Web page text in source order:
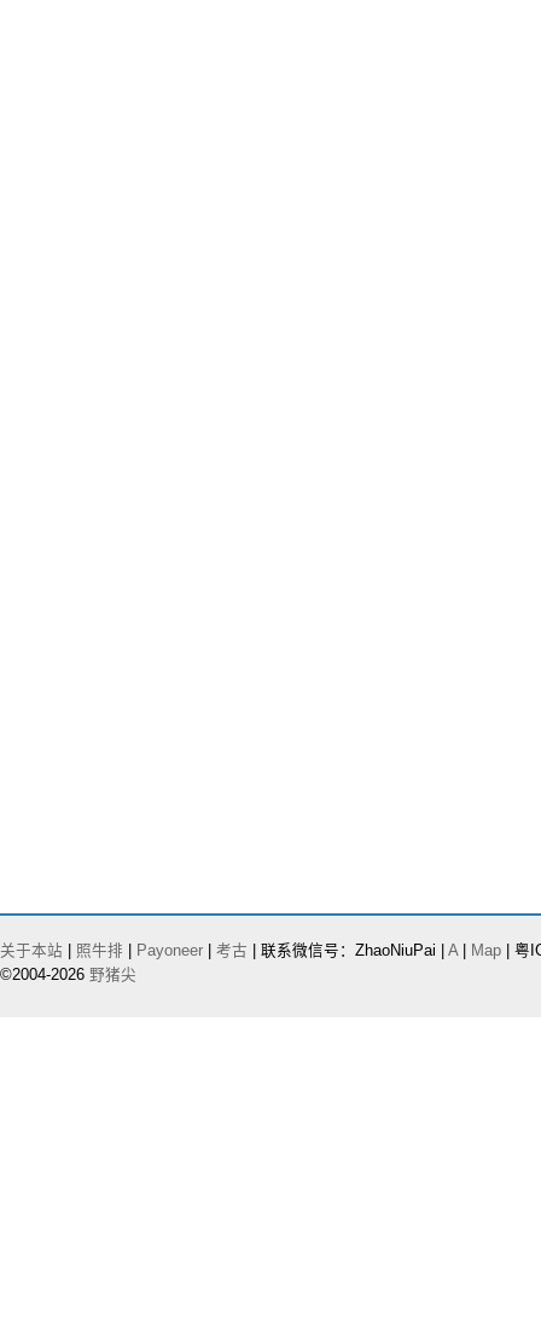
关于本站 照牛排 Payoneer 考古 | 联系微信号：ZhaoNiuPai | A| Map | 粤
©2004-2026 野猪尖